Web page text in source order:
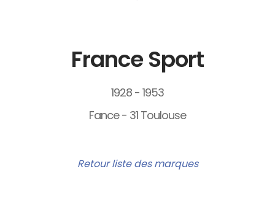
France Sport
1928 - 1953
Fance - 31 Toulouse
Retour liste des marques